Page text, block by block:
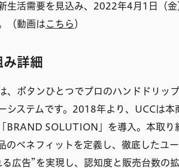
生活需要を見込み、2022年4月1日（
（動画はこちら ）
詳細
は、ボタンひとつでプロのハンドドリッ
システムです。2018年より、UCCは本
BRAND SOLUTION」を導入。本取り
のベネフィットを定義し、徹底したユ
広告”を実現し、認知度と販売台数の